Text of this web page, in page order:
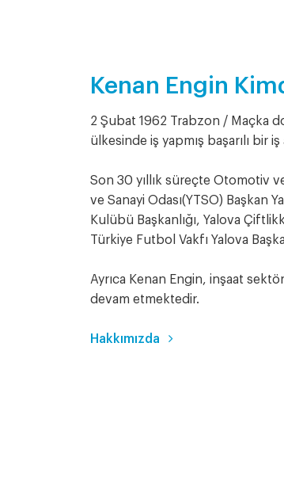
Kenan Engin
2 Şubat 1962 Trabzon / Maçka
ülkesinde iş yapmış başarılı bir iş
Son 30 yıllık süreçte Otomotiv
ve Sanayi Odası(YTSO) Başkan
Kulübü Başkanlığı, Yalova
Türkiye Futbol Vakfı Yalova
Ayrıca Kenan Engin, inşaat
devam etmektedir.
Hakkımızda